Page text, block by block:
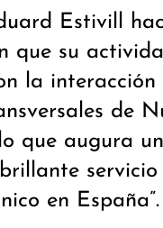
Estivill
que su
la interacción
de
que augura un
en España”.